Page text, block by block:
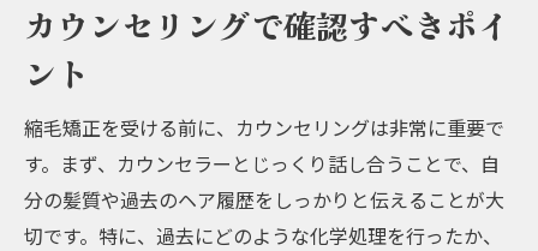
カウンセリングで確認すべきポイ
ント
縮毛矯正を受ける前に、カウンセリングは非常に重要で
す。まず、カウンセラーとじっくり話し合うことで、自
分の髪質や過去のヘア履歴をしっかりと伝えることが大
切です。特に、過去にどのような化学処理を行ったか、